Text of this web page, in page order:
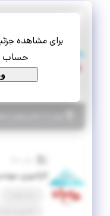
برای مشاهده
حساب
تمام وقت
کارآموزی